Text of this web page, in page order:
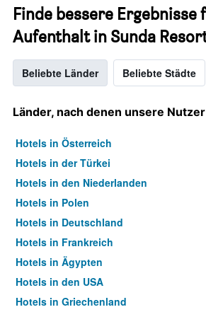
Finde bessere Ergebnisse
Aufenthalt in Sunda
Beliebte Länder Beliebte Städte
Länder, nach denen unsere
Hotels in Österreich
Hotels in der Türkei
Hotels in den Niederlanden
Hotels in Polen
Hotels in Deutschland
Hotels in Frankreich
Hotels in Ägypten
Hotels in den USA
Hotels in Griechenland